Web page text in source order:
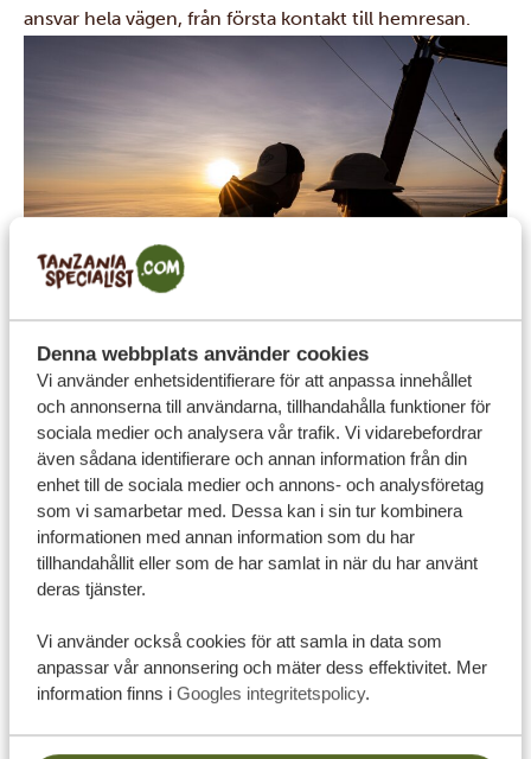
Denna webbplats använder cookies
Vi använder enhetsidentifierare för att anpassa innehållet
och annonserna till användarna, tillhandahålla funktioner för
sociala medier och analysera vår trafik. Vi vidarebefordrar
även sådana identifierare och annan information från din
enhet till de sociala medier och annons- och analysföretag
som vi samarbetar med. Dessa kan i sin tur kombinera
informationen med annan information som du har
tillhandahållit eller som de har samlat in när du har använt
deras tjänster.
Vi använder också cookies för att samla in data som
anpassar vår annonsering och mäter dess effektivitet. Mer
information finns i Googles integritetspolicy.
ansvar hela vägen, från första kontakt till hemresan.
Så fungerar det
Tanzania Specialist är medlem i SGR, en nederländsk
ideell organisation som grundades 1983 för att skydda
resenärers inbetalningar. Som medlem betalar vi en
årlig avgift för att säkerställa att våra kunders pengar är
trygga, även om något oväntat skulle hända.
För dig som resenär innebär det att du kan boka en
resa med oss utan oro. Även vid ekonomiska problem
eller konkurs skyddas dina inbetalningar.
SGR i siffror:
Två miljoner bokningar varje år täcks av SGR-garantin
Över 250 000 resenärer har fått hjälp